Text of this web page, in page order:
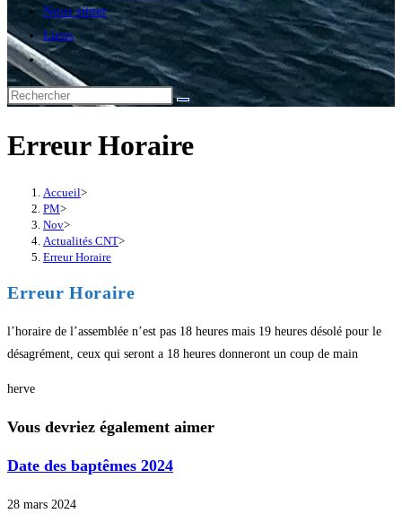
Nous situer
Liens
Toggle
website
search
Erreur Horaire
Accueil>
PM>
Nov>
Actualités CNT>
Erreur Horaire
Erreur Horaire
l’horaire de l’assemblée n’est pas 18 heures mais 19 heures désolé pour le
désagrément, ceux qui seront a 18 heures donneront un coup de main
herve
Vous devriez également aimer
Date des baptêmes 2024
28 mars 2024